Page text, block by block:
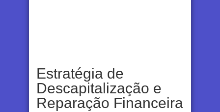
Estratégia de
Descapitalização e
Reparação Financeira